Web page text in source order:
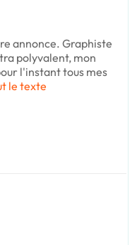
annonce. Graphiste
polyvalent, mon
l'instant tous mes
le texte